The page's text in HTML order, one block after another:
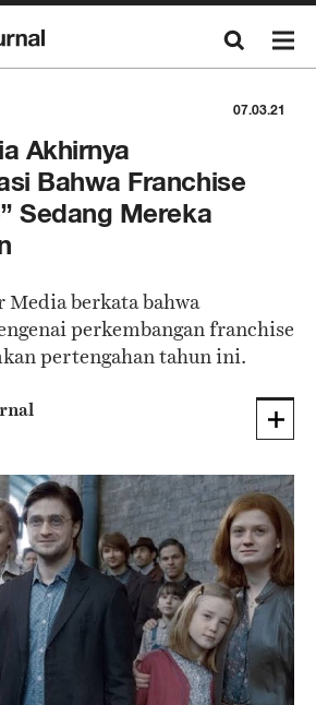
07.03.21
Akhirnya
Bahwa Franchise
Sedang Mereka
Media berkata bahwa
perkembangan franchise
pertengahan tahun ini.